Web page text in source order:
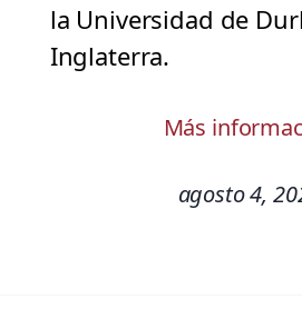
la Universidad de
Inglaterra.
Más
agosto 4,